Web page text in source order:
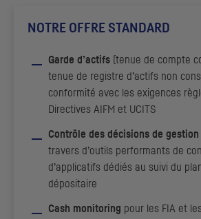
NOTRE OFFRE STANDARD
Garde d’actifs (tenue de compte
tenue de registre d’actifs non
conformité avec les exigences
Directives AIFM et UCITS
Contrôle des décisions de gestion
travers d’outils performants de
d’applicatifs dédiés au suivi du
dépositaire
Cash monitoring pour les FIA et